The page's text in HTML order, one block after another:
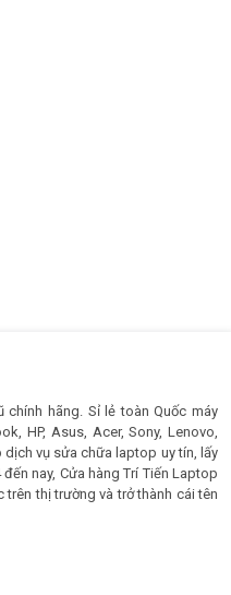
là: 650.000 ₫.
chính hãng. Sỉ lẻ toàn Quốc máy
HP, Asus, Acer, Sony, Lenovo,
dịch vụ sửa chữa laptop uy tín, lấy
nay, Cửa hàng Trí Tiến Laptop
thị trường và trở thành cái tên